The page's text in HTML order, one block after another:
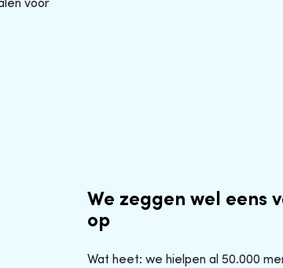
We zeggen wel eens
op
Wat heet: we hielpen al 50.000